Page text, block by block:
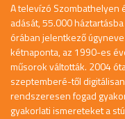
A televízó Szombathelyen
adását, 55.000
órában jelentkező
kétnaponta, az 1990-es
műsorok váltották. 2004
szeptemberé-től
rendszeresen fogad
gyakorlati ismereteket a